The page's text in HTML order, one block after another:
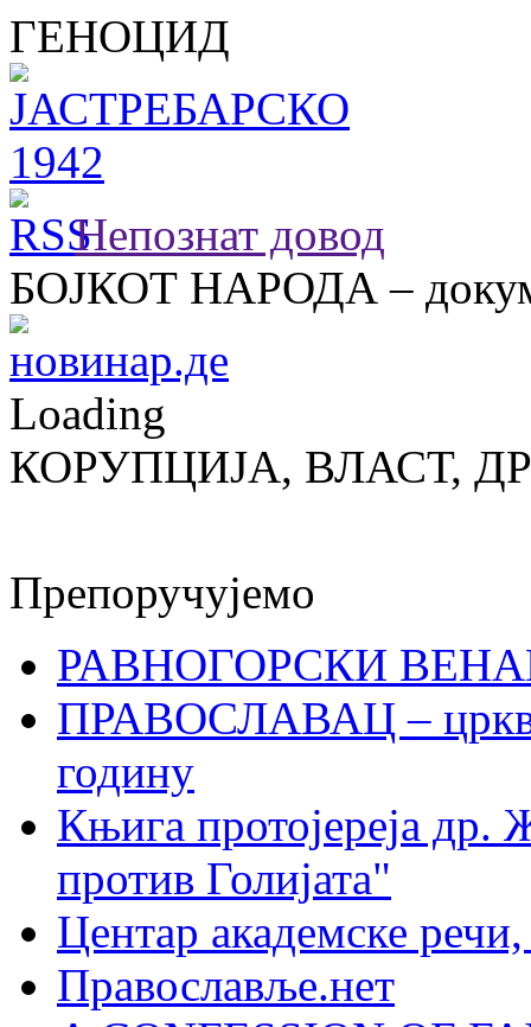
ГЕНОЦИД
Непознат довод
БОЈКОТ НАРОДА –
Loading
КОРУПЦИЈА, ВЛАСТ,
Препоручујемо
РАВНОГОРСКИ
ПРАВОСЛАВАЦ –
годину
Књига протојереја др.
против Голијата"
Центар академске
Православље.нет